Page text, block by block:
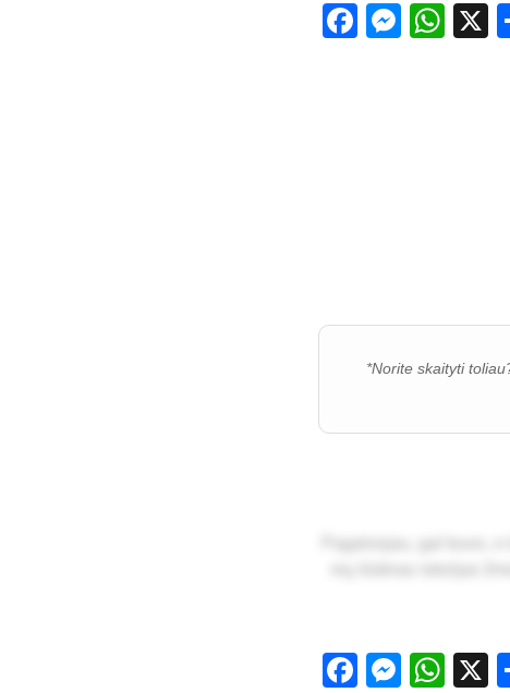
X
*Norite skaityti
X